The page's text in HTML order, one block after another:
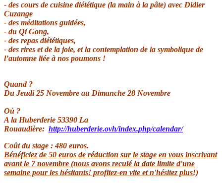
- des cours de cuisine diététique (la main à la pâte) avec Didier
Cuzange
- des méditations guidées,
- du Qi Gong,
- des repas diététiques,
- des rires et de la joie, et la contemplation de la symbolique de
l’automne liée à nos poumons !
Quand ?
Du Jeudi 25 Novembre au Dimanche 28 Novembre
Où ?
A la Huberderie 53390 La
Rouaudière: http://huberderie.ovh/index.php/calendar/
Coût du stage : 480 euros.
Bénéficiez de 50 euros de réduction sur le stage en vous inscrivant
avant le 7 novembre (nous avons reculé la date limite d'une
semaine pour les hésitants! profitez-en vite et n'hésitez plus!)